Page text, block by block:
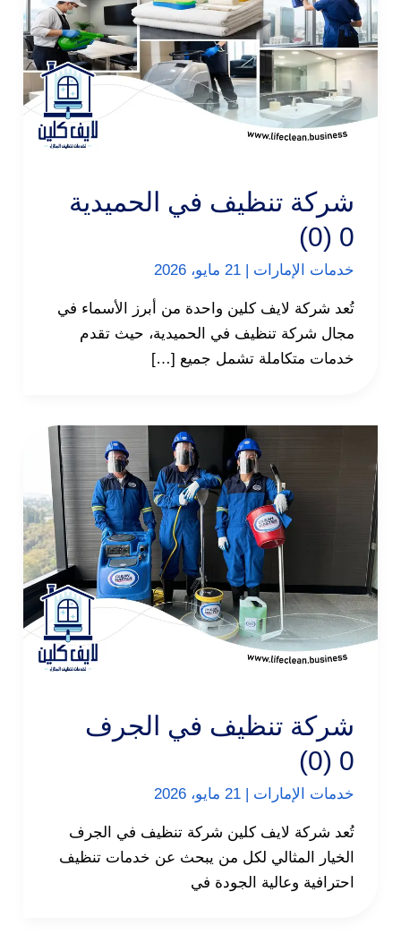
شركة تنظيف في الحميدية
0 (0)
خدمات الإمارات 21 مايو، 2026
تُعد شركة لايف كلين واحدة من أبرز الأسماء في
مجال شركة تنظيف في الحميدية، حيث تقدم
خدمات متكاملة تشمل جميع […]
شركة تنظيف في الجرف
0 (0)
خدمات الإمارات | 21 مايو، 2026
تُعد شركة لايف كلين شركة تنظيف في الجرف
الخيار المثالي لكل من يبحث عن خدمات تنظيف
احترافية وعالية الجودة في